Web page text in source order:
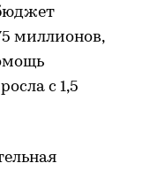
миллионов,
с 1,5